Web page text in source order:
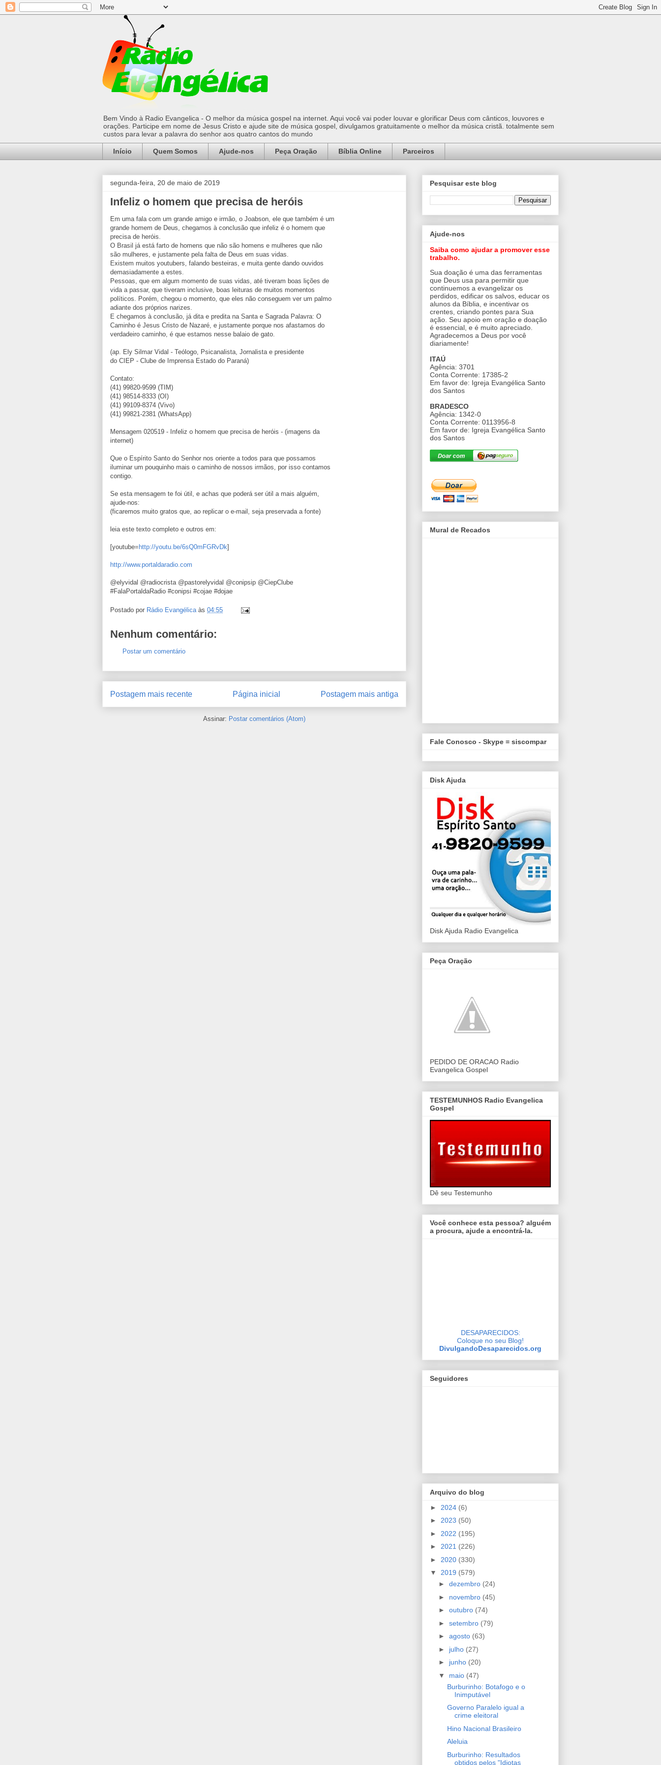
Bem Vindo à Radio Evangelica - O melhor da música gospel na internet. Aqui você vai poder louvar e glorificar Deus com cânticos, louvores e
orações. Participe em nome de Jesus Cristo e ajude site de música gospel, divulgamos gratuitamente o melhor da música cristã. totalmente sem
custos para levar a palavra do senhor aos quatro cantos do mundo
Início Quem Somos Ajude-nos Peça Oração Bíblia Online Parceiros
segunda-feira, 20 de maio de 2019
Infeliz o homem que precisa de heróis
Em uma fala com um grande amigo e irmão, o Joabson, ele que também é um
grande homem de Deus, chegamos à conclusão que infeliz é o homem que
precisa de heróis.
O Brasil já está farto de homens que não são homens e mulheres que não
são mulheres, e justamente pela falta de Deus em suas vidas.
Existem muitos youtubers, falando besteiras, e muita gente dando ouvidos
demasiadamente a estes.
Pessoas, que em algum momento de suas vidas, até tiveram boas lições de
vida a passar, que tiveram inclusive, boas leituras de muitos momentos
políticos. Porém, chegou o momento, que eles não conseguem ver um palmo
adiante dos próprios narizes.
E chegamos à conclusão, já dita e predita na Santa e Sagrada Palavra: O
Caminho é Jesus Cristo de Nazaré, e justamente porque nos afastamos do
verdadeiro caminho, é que estamos nesse balaio de gato.
(ap. Ely Silmar Vidal - Teólogo, Psicanalista, Jornalista e presidente
do CIEP - Clube de Imprensa Estado do Paraná)
Contato:
(41) 99820-9599 (TIM)
(41) 98514-8333 (OI)
(41) 99109-8374 (Vivo)
(41) 99821-2381 (WhatsApp)
Mensagem 020519 - Infeliz o homem que precisa de heróis - (imagens da
internet)
Que o Espírito Santo do Senhor nos oriente a todos para que possamos
iluminar um pouquinho mais o caminho de nossos irmãos, por isso contamos
contigo.
Se esta mensagem te foi útil, e achas que poderá ser útil a mais alguém,
ajude-nos:
(ficaremos muito gratos que, ao replicar o e-mail, seja preservada a fonte)
leia este texto completo e outros em:
[youtube= http://youtu.be/6sQ0mFGRvDk]
http://www.portaldaradio.com
@elyvidal @radiocrista @pastorelyvidal @conipsip @CiepClube
#FalaPortaldaRadio #conipsi #cojae #dojae
Postado por Rádio Evangélica às 04:55
Nenhum comentário:
Postar um comentário
Postagem mais recente Postagem mais antiga
Página inicial
Assinar: Postar comentários (Atom)
Pesquisar este blog
Ajude-nos
Saiba como ajudar a promover esse
trabalho.
Sua doação é uma das ferramentas
que Deus usa para permitir que
continuemos a evangelizar os
perdidos, edificar os salvos, educar os
alunos da Bíblia, e incentivar os
crentes, criando pontes para Sua
ação. Seu apoio em oração e doação
é essencial, e é muito apreciado.
Agradecemos a Deus por você
diariamente!
ITAÚ
Agência: 3701
Conta Corrente: 17385-2
Em favor de: Igreja Evangélica Santo
dos Santos
BRADESCO
Agência: 1342-0
Conta Corrente: 0113956-8
Em favor de: Igreja Evangélica Santo
dos Santos
Mural de Recados
Fale Conosco - Skype = siscompar
Disk Ajuda
Disk Ajuda Radio Evangelica
Peça Oração
PEDIDO DE ORACAO Radio
Evangelica Gospel
TESTEMUNHOS Radio Evangelica
Gospel
Dê seu Testemunho
Você conhece esta pessoa? alguém
a procura, ajude a encontrá-la.
DESAPARECIDOS:
Coloque no seu Blog!
DivulgandoDesaparecidos.org
Seguidores
Arquivo do blog
► 2024 (6)
► 2023 (50)
► 2022 (195)
► 2021 (226)
► 2020 (330)
▼ 2019 (579)
► dezembro (24)
► novembro (45)
► outubro (74)
► setembro (79)
► agosto (63)
► julho (27)
► junho (20)
▼ maio (47)
Burburinho: Botafogo e o
Inimputável
Governo Paralelo igual a
crime eleitoral
Hino Nacional Brasileiro
Aleluia
Burburinho: Resultados
obtidos pelos "Idiotas